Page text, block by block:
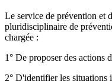
Le service de prévention et
pluridisciplinaire de
chargée :
1° De proposer des actions
2° D'identifier les situations